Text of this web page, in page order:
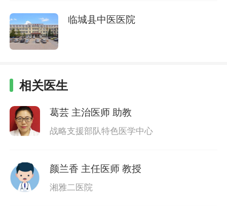
临城县中医医院
相关医生
葛芸 主治医师 助教
战略支援部队特色医学中心
颜兰香 主任医师 教授
湘雅二医院